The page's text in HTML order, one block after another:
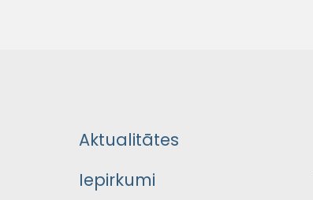
Aktualitātes
Iepirkumi